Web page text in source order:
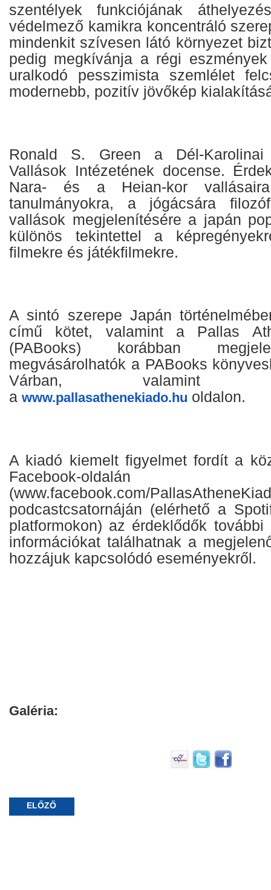
szentélyek funkciójának
védelmező kamikra koncentráló
mindenkit szívesen látó környezet
pedig megkívánja a régi
uralkodó pesszimista szemlélet
modernebb, pozitív jövőkép
Ronald S. Green a Dél-
Vallások Intézetének docense.
Nara- és a Heian-kor
tanulmányokra, a jógácsára
vallások megjelenítésére a japán
különös tekintettel a
filmekre és játékfilmekre.
A sintó szerepe Japán
című kötet, valamint a Pallas
(PABooks) korábban
megvásárolhatók a PABooks
Várban, valamint
a www.pallasathenekiado.hu oldalon.
A kiadó kiemelt figyelmet fordít a
Facebook-oldalán
(www.facebook.com/
podcastcsatornáján (elérhető a
platformokon) az érdeklődők további
információkat találhatnak a
hozzájuk kapcsolódó eseményekről.
Galéria:
ELŐZŐ